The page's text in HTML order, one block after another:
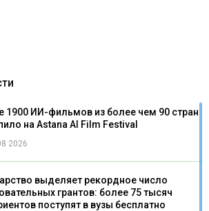
1900 ИИ-фильмов из более чем 90 стран
на Astana AI Film Festival
2026
выделяет рекордное число
грантов: более 75 тысяч
поступят в вузы бесплатно